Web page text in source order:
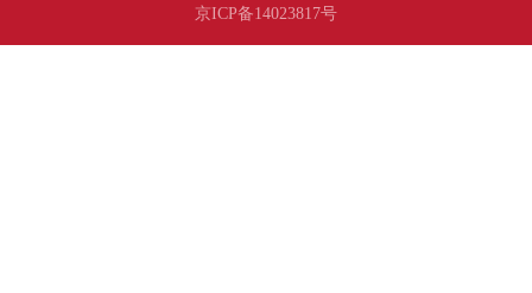
京ICP备14023817号